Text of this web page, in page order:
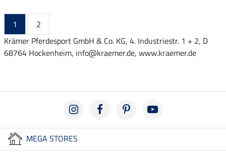
1
2
Krämer Pferdesport GmbH & Co. KG, 4. Industriestr. 1 + 2, D
68764 Hockenheim, info@kraemer.de, www.kraemer.de
MEGA STORES